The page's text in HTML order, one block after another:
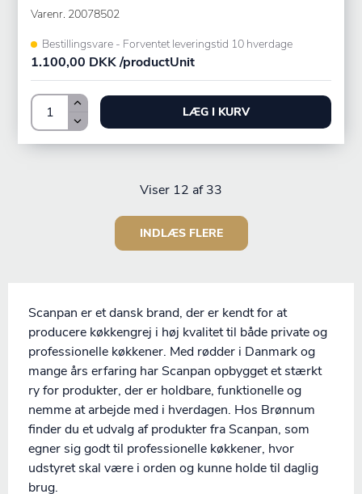
Varenr. 20078502
Bestillingsvare - Forventet leveringstid 10 hverdage
1.100,00 DKK /productUnit
LÆG I KURV
Viser 12 af 33
INDLÆS FLERE
Scanpan er et dansk brand, der er kendt for at
producere køkkengrej i høj kvalitet til både private og
professionelle køkkener. Med rødder i Danmark og
mange års erfaring har Scanpan opbygget et stærkt
ry for produkter, der er holdbare, funktionelle og
nemme at arbejde med i hverdagen. Hos Brønnum
finder du et udvalg af produkter fra Scanpan, som
egner sig godt til professionelle køkkener, hvor
udstyret skal være i orden og kunne holde til daglig
brug.